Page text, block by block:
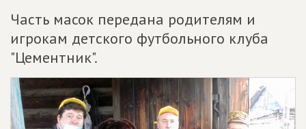
Часть масок передана родителям и
игрокам детского футбольного клуба
"Цементник".